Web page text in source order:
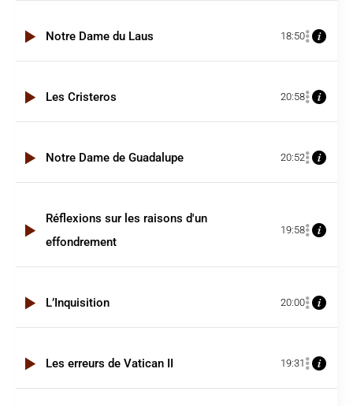
Notre Dame du Laus 18:50
Les Cristeros 20:58
Notre Dame de Guadalupe 20:52
Réflexions sur les raisons d'un
effondrement
19:58
L’Inquisition 20:00
Les erreurs de Vatican II 19:31